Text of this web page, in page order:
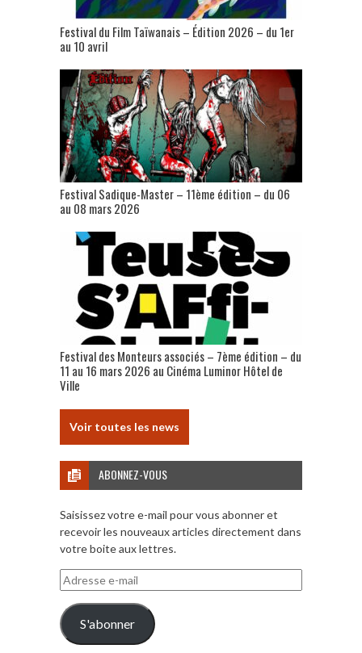
Festival du Film Taïwanais – Édition 2026 – du 1er
au 10 avril
Festival Sadique-Master – 11ème édition – du 06
au 08 mars 2026
Festival des Monteurs associés – 7ème édition – du
11 au 16 mars 2026 au Cinéma Luminor Hôtel de
Ville
Voir toutes les news
ABONNEZ-VOUS
Saisissez votre e-mail pour vous abonner et
recevoir les nouveaux articles directement dans
votre boite aux lettres.
Adresse
e-
mail
S'abonner